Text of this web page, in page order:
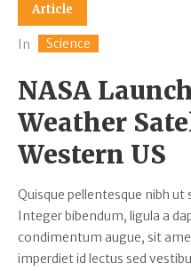
Article
In Science
NASA
Weather
Western US
Quisque pellentesque nibh
Integer bibendum, ligula a
condimentum augue, sit
imperdiet id lectus sed